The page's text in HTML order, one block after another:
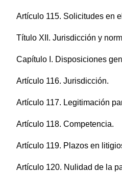
Artículo 115. Solicitudes en
Título XII. Jurisdicción y
Capítulo I. Disposiciones
Artículo 116. Jurisdicción.
Artículo 117. Legitimación
Artículo 118. Competencia.
Artículo 119. Plazos en
Artículo 120. Nulidad de la